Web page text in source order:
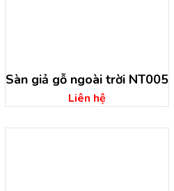
Sàn giả gỗ ngoài trời NT005
Liên hệ